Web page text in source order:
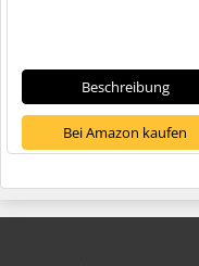
Beschreibung
Bei Amazon kaufen